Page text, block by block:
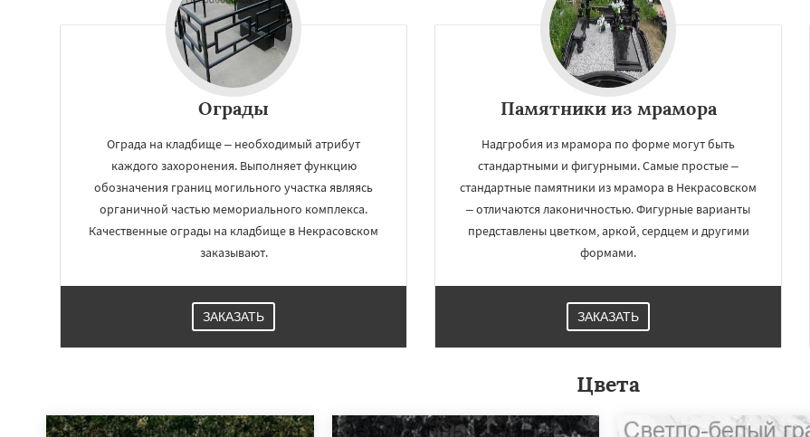
Ограды
Ограда на кладбище – необходимый атрибут
каждого захоронения. Выполняет функцию
обозначения границ могильного участка являясь
органичной частью мемориального комплекса.
Качественные ограды на кладбище в Некрасовском
заказывают.
ЗАКАЗАТЬ
Памятники из мрамора
Надгробия из мрамора по форме могут быть
стандартными и фигурными. Самые простые –
стандартные памятники из мрамора в Некрасовском
– отличаются лаконичностью. Фигурные варианты
представлены цветком, аркой, сердцем и другими
формами.
ЗАКАЗАТЬ
Цвета